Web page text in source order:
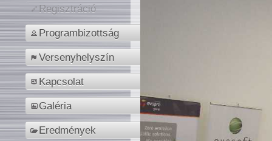
Regisztráció
Programbizottság
Versenyhelyszín
Kapcsolat
Galéria
Eredmények